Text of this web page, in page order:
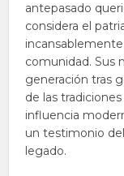
antepasado
considera el
comunidad. Sus
generación tras
de las
influencia
un testimonio
legado.